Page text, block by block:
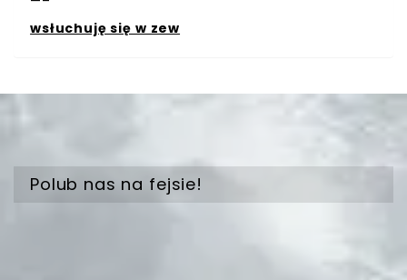
wsłuchuję się w zew
Polub nas na fejsie!